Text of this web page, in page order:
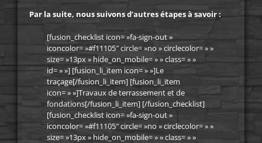
Par la suite, nous suivons d’autres étapes à savoir :
[fusion_checklist icon= »fa-sign-out »
iconcolor= »#f11105″ circle= »no » circlecolor= » »
size= »13px » hide_on_mobile= » » class= » »
id= » »] [fusion_li_item icon= » »]Le
traçage[/fusion_li_item] [fusion_li_item
icon= » »]Travaux de terrassement et de
fondations[/fusion_li_item] [/fusion_checklist]
[fusion_checklist icon= »fa-sign-out »
iconcolor= »#f11105″ circle= »no » circlecolor= » »
size= »13px » hide_on_mobile= » » class= » »